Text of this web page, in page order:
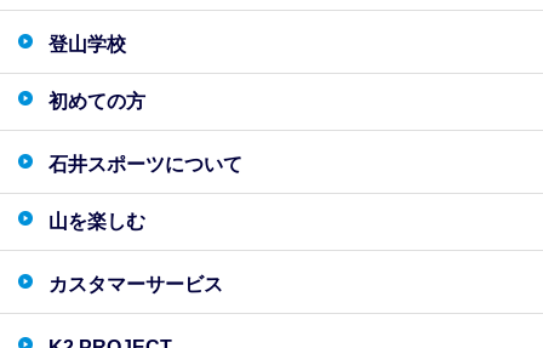
登山学校
初めての方
石井スポーツについて
山を楽しむ
カスタマーサービス